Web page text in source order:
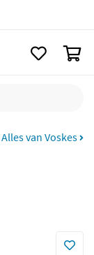
Alles van Voskes